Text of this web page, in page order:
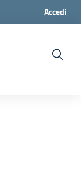
Accedi